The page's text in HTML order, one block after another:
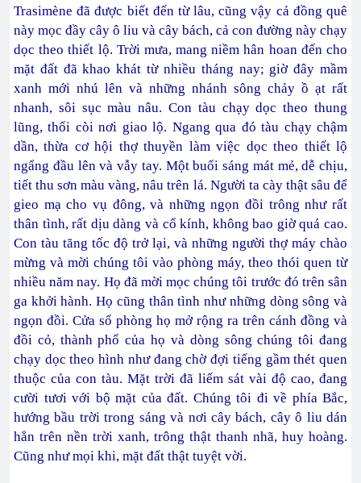
Trasimène đã được biết đến từ lâu, cũng vậy cả đồng quê
này mọc đầy cây ô liu và cây bách, cả con đường này chạy
dọc theo thiết lộ. Trời mưa, mang niềm hân hoan đến cho
mặt đất đã khao khát từ nhiều tháng nay; giờ đây mầm
xanh mới nhú lên và những nhánh sông chảy ồ ạt rất
nhanh, sôi sục màu nâu. Con tàu chạy dọc theo thung
lũng, thổi còi nơi giao lộ. Ngang qua đó tàu chạy chậm
dần, thừa cơ hội thợ thuyền làm việc dọc theo thiết lộ
ngẩng đầu lên và vẫy tay. Một buổi sáng mát mẻ, dễ chịu,
tiết thu sơn màu vàng, nâu trên lá. Người ta cày thật sâu để
gieo mạ cho vụ đông, và những ngọn đồi trông như rất
thân tình, rất dịu dàng và cổ kính, không bao giờ quá cao.
Con tàu tăng tốc độ trở lại, và những người thợ máy chào
mừng và mời chúng tôi vào phòng máy, theo thói quen từ
nhiều năm nay. Họ đã mời mọc chúng tôi trước đó trên sân
ga khởi hành. Họ cũng thân tình như những dòng sông và
ngọn đồi. Cửa sổ phòng họ mở rộng ra trên cánh đồng và
đồi cỏ, thành phố của họ và dòng sông chúng tôi đang
chạy dọc theo hình như đang chờ đợi tiếng gầm thét quen
thuộc của con tàu. Mặt trời đã liếm sát vài độ cao, đang
cười tươi với bộ mặt của đất. Chúng tôi đi về phía Bắc,
hướng bầu trời trong sáng và nơi cây bách, cây ô liu dán
hẳn trên nền trời xanh, trông thật thanh nhã, huy hoàng.
Cũng như mọi khi, mặt đất thật tuyệt vời.